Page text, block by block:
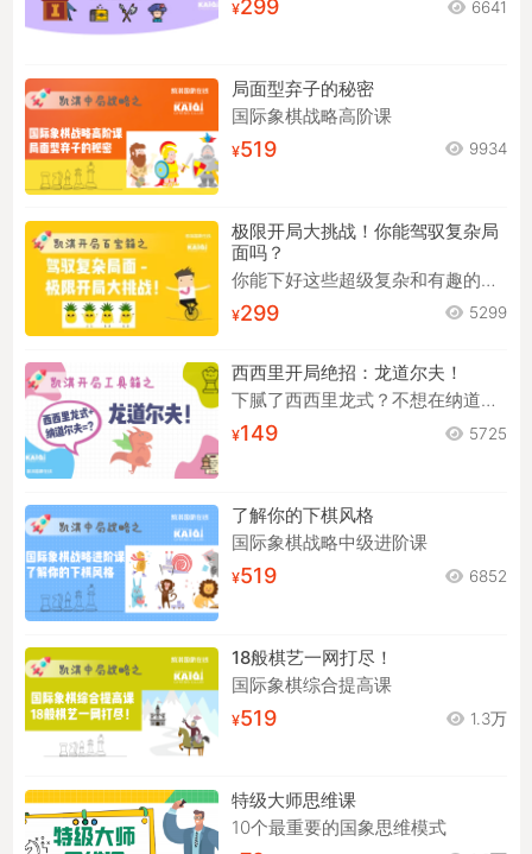
299 6641
局面型弃子的秘密
国际象棋战略高阶课
519 9934
极限开局大挑战！你能驾驭复杂局
面吗？
你能下好这些超级复杂和有趣的开局吗？
299 5299
西西里开局绝招：龙道尔夫！
下腻了西西里龙式？不想在纳道尔夫中苦苦背谱？来试试龙道尔夫！
149 5725
了解你的下棋风格
国际象棋战略中级进阶课
519 6852
18般棋艺一网打尽！
国际象棋综合提高课
519 1.3万
特级大师思维课
10个最重要的国象思维模式